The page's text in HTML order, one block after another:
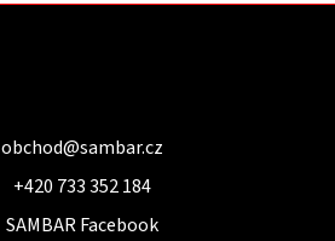
obchod@sambar.cz
+420 733 352 184
SAMBAR Facebook